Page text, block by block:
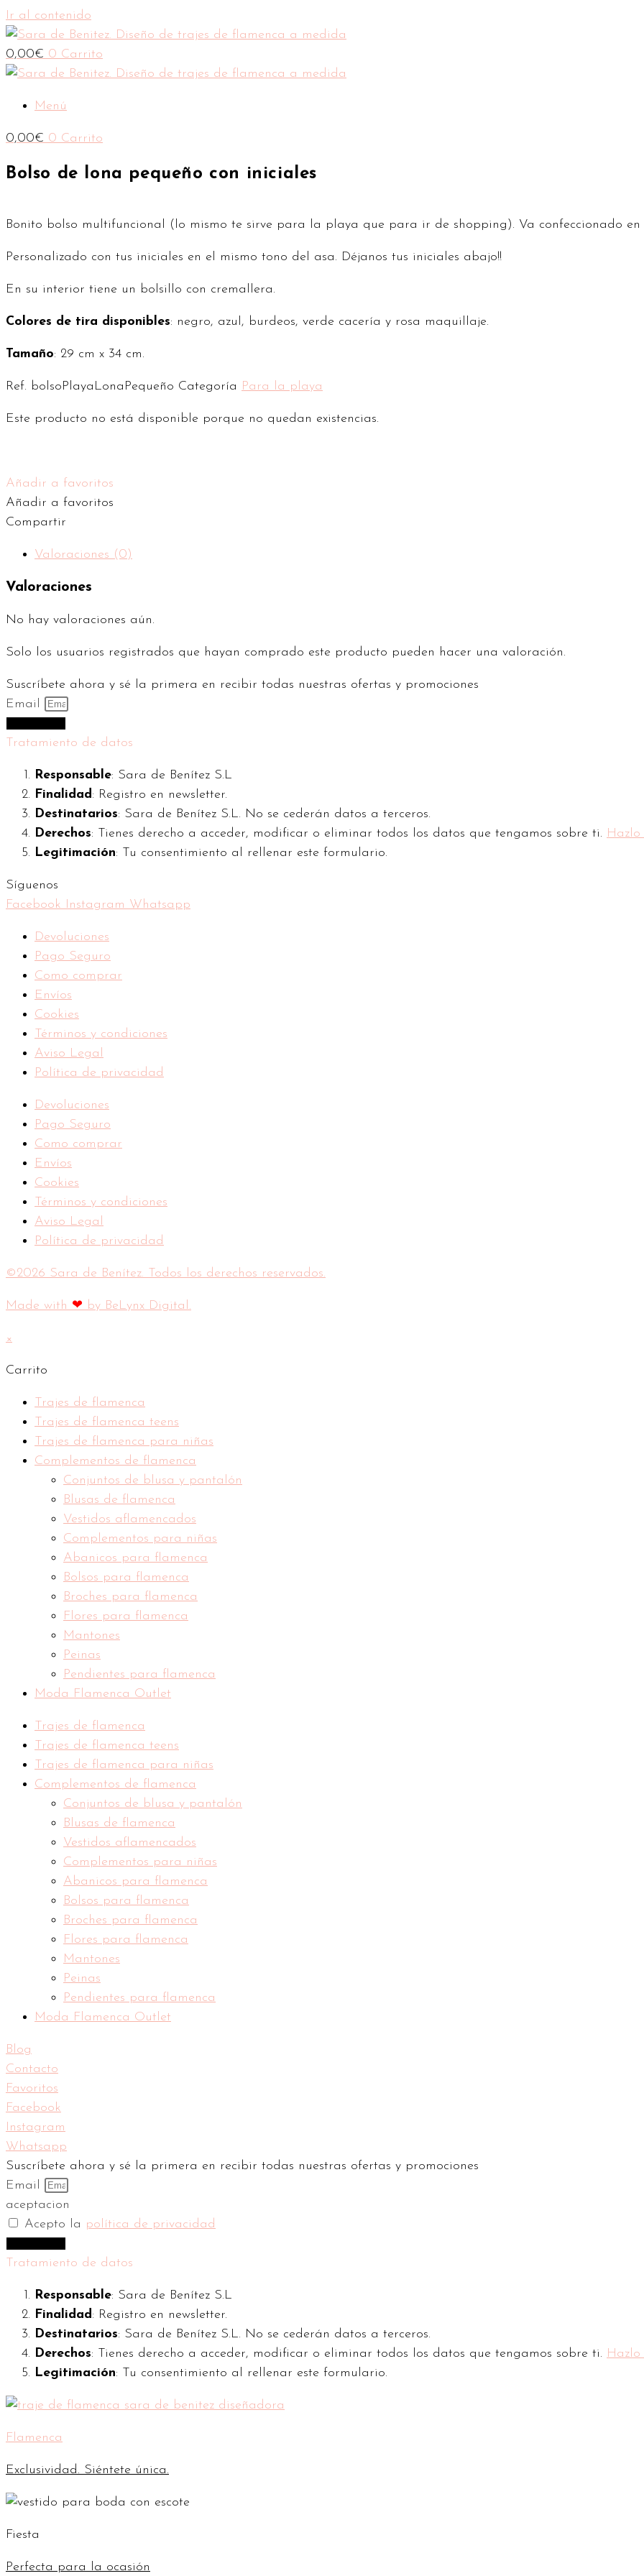
Ir al contenido
0,00€ 0 Carrito
Menú
0,00€ 0 Carrito
Bolso de lona pequeño con iniciales
Bonito bolso multifuncional (lo mismo te sirve para la playa que para ir de shopping). Va confeccionado
Personalizado con tus iniciales en el mismo tono del asa. Déjanos tus iniciales abajo!!
En su interior tiene un bolsillo con cremallera.
Colores de tira disponibles: negro, azul, burdeos, verde cacería y rosa maquillaje.
Tamaño: 29 cm x 34 cm.
Ref. bolsoPlayaLonaPequeño Categoría Para la playa
Este producto no está disponible porque no quedan existencias.
Añadir a favoritos
Añadir a favoritos
Compartir
Valoraciones (0)
Valoraciones
No hay valoraciones aún.
Solo los usuarios registrados que hayan comprado este producto pueden hacer una valoración.
Suscríbete ahora y sé la primera en recibir todas nuestras ofertas y promociones
Email
Tratamiento de datos
Responsable: Sara de Benítez S.L
Finalidad: Registro en newsletter.
Destinatarios: Sara de Benítez S.L. No se cederán datos a terceros.
Derechos: Tienes derecho a acceder, modificar o eliminar todos los datos que tengamos sobre ti.
Legitimación: Tu consentimiento al rellenar este formulario.
Síguenos
Facebook Instagram Whatsapp
Devoluciones
Pago Seguro
Como comprar
Envíos
Cookies
Términos y condiciones
Aviso Legal
Política de privacidad
Devoluciones
Pago Seguro
Como comprar
Envíos
Cookies
Términos y condiciones
Aviso Legal
Política de privacidad
©2026 Sara de Benítez. Todos los derechos reservados.
Made with ❤ by BeLynx Digital.​​
×
Carrito
Trajes de flamenca
Trajes de flamenca teens
Trajes de flamenca para niñas
Complementos de flamenca
Conjuntos de blusa y pantalón
Blusas de flamenca
Vestidos aflamencados
Complementos para niñas
Abanicos para flamenca
Bolsos para flamenca
Broches para flamenca
Flores para flamenca
Mantones
Peinas
Pendientes para flamenca
Moda Flamenca Outlet
Trajes de flamenca
Trajes de flamenca teens
Trajes de flamenca para niñas
Complementos de flamenca
Conjuntos de blusa y pantalón
Blusas de flamenca
Vestidos aflamencados
Complementos para niñas
Abanicos para flamenca
Bolsos para flamenca
Broches para flamenca
Flores para flamenca
Mantones
Peinas
Pendientes para flamenca
Moda Flamenca Outlet
Blog
Contacto
Favoritos
Facebook
Instagram
Whatsapp
Suscríbete ahora y sé la primera en recibir todas nuestras ofertas y promociones
Email
aceptacion
Acepto la política de privacidad
Tratamiento de datos
Responsable: Sara de Benítez S.L
Finalidad: Registro en newsletter.
Destinatarios: Sara de Benítez S.L. No se cederán datos a terceros.
Derechos: Tienes derecho a acceder, modificar o eliminar todos los datos que tengamos sobre ti.
Legitimación: Tu consentimiento al rellenar este formulario.
Flamenca
Exclusividad. Siéntete única.
Fiesta
Perfecta para la ocasión